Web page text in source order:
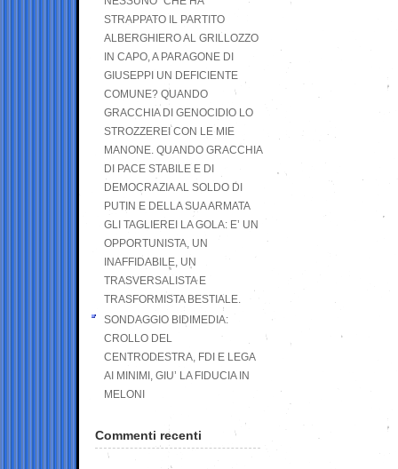
STRAPPATO IL PARTITO
ALBERGHIERO AL GRILLOZZO
IN CAPO, A PARAGONE DI
GIUSEPPI UN DEFICIENTE
COMUNE? QUANDO
GRACCHIA DI GENOCIDIO LO
STROZZEREI CON LE MIE
MANONE. QUANDO GRACCHIA
DI PACE STABILE E DI
DEMOCRAZIA AL SOLDO DI
PUTIN E DELLA SUA ARMATA
GLI TAGLIEREI LA GOLA: E’ UN
OPPORTUNISTA, UN
INAFFIDABILE, UN
TRASVERSALISTA E
TRASFORMISTA BESTIALE.
SONDAGGIO BIDIMEDIA:
CROLLO DEL
CENTRODESTRA, FDI E LEGA
AI MINIMI, GIU’ LA FIDUCIA IN
MELONI
Commenti recenti